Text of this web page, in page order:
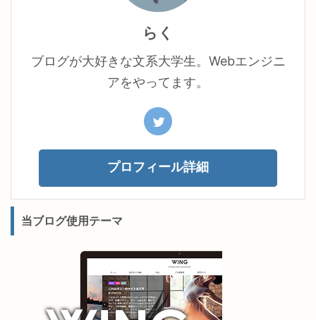
らく
ブログが大好きな文系大学生。Webエンジニ
アをやってます。
プロフィール詳細
当ブログ使用テーマ